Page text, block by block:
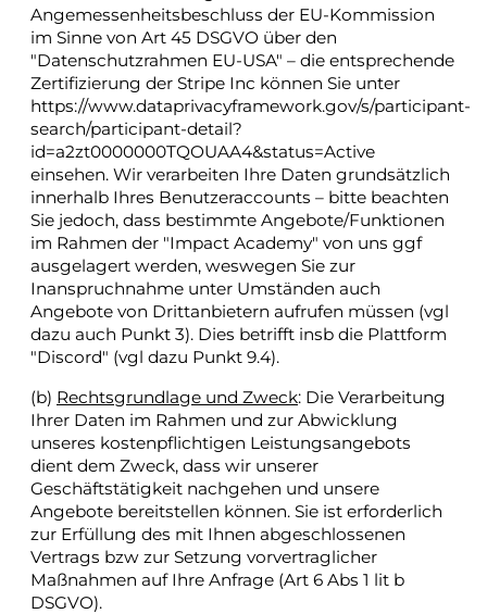
Angemessenheitsbeschluss der EU-Kommission
im Sinne von Art 45 DSGVO über den
"Datenschutzrahmen EU-USA" – die entsprechende
Zertifizierung der Stripe Inc können Sie unter
https://www.dataprivacyframework.gov/s/participant-
search/participant-detail?
id=a2zt0000000TQOUAA4&status=Active
einsehen. Wir verarbeiten Ihre Daten grundsätzlich
innerhalb Ihres Benutzeraccounts – bitte beachten
Sie jedoch, dass bestimmte Angebote/Funktionen
im Rahmen der "Impact Academy" von uns ggf
ausgelagert werden, weswegen Sie zur
Inanspruchnahme unter Umständen auch
Angebote von Drittanbietern aufrufen müssen (vgl
dazu auch Punkt 3). Dies betrifft insb die Plattform
"Discord" (vgl dazu Punkt 9.4).
(b) Rechtsgrundlage und Zweck: Die Verarbeitung
Ihrer Daten im Rahmen und zur Abwicklung
unseres kostenpflichtigen Leistungsangebots
dient dem Zweck, dass wir unserer
Geschäftstätigkeit nachgehen und unsere
Angebote bereitstellen können. Sie ist erforderlich
zur Erfüllung des mit Ihnen abgeschlossenen
Vertrags bzw zur Setzung vorvertraglicher
Maßnahmen auf Ihre Anfrage (Art 6 Abs 1 lit b
DSGVO).